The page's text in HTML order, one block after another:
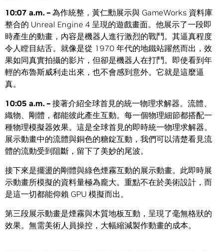
10:07 a.m. –為作統整，黃仁勳展示與 GameWorks 資料庫
整合的 Unreal Engine 4 呈現的遊戲畫面。他展示了一段即
時產生的動畫，內容是機器人進行激烈的戰鬥。其逼真程度
令人瞠目結舌。就像是從 1970 年代的地鐵站躍然而出，效
果如同真實拍攝的影片，但卻是機器人在打鬥。即使看到年
輕的布魯斯威利走出來，也不會感到意外。它就是這麼逼
真。
10:05 a.m. –接著介紹全球首見的統一物理求解器。流體、
織物、剛體，都能彼此產生互動。每一個物理細節都搭配一
種物理模擬器效果。這是全球首見的即時統一物理求解器。
展示動畫中的流體與銅色的糖錠互動，我們可以清楚看見流
體的流動受到阻斷，留下了美妙的尾波。
接下來是擺盪的剛體與綠色煙霧互動的展示動畫。此即時展
示動畫所模擬的資料量極為龐大。重點不在於美術設計，而
是這一切都能仰賴 GPU 模擬而出。
第三段展示動畫是煙霧與木質地板互動，呈現了毫無格狀的
效果。無需美術人員操控，大幅縮減製作動畫的成本。